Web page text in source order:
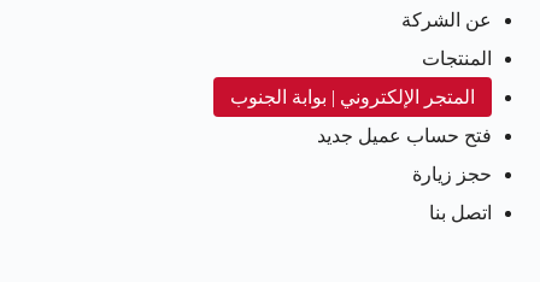
عن الشركة
المنتجات
المتجر الإلكتروني | بوابة الجنوب
فتح حساب عميل جديد
حجز زيارة
اتصل بنا